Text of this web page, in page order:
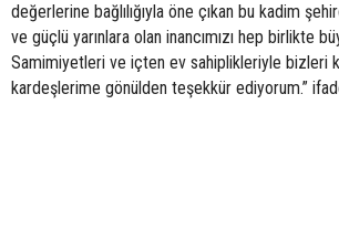
değerlerine bağlılığıyla öne çıkan bu kadim
ve güçlü yarınlara olan inancımızı hep birlikte
Samimiyetleri ve içten ev sahiplikleriyle bizleri
kardeşlerime gönülden teşekkür ediyorum.”